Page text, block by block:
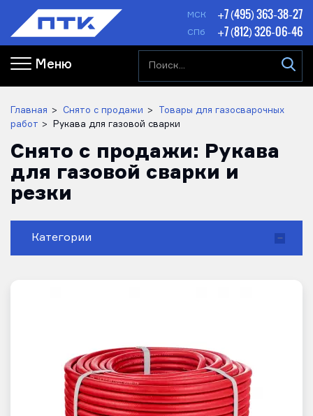
МСК +7 (495) 363-38-27
СПб +7 (812) 326-06-46
Меню
Главная Снято с продажи
Товары для газосварочных
работ
Рукава для газовой сварки
Снято с продажи: Рукава
для газовой сварки и
резки
Категории